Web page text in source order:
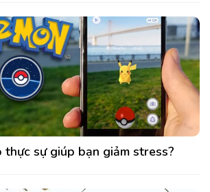
thực sự giúp bạn giảm stress?